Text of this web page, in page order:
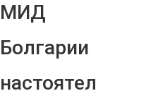
МИД
Болгарии
настоятел